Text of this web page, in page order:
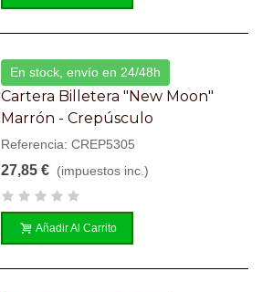
En stock, envío en 24/48h
Cartera Billetera "New Moon"
Marrón - Crepúsculo
Referencia: CREP5305
27,85 € (impuestos inc.)
Añadir Al Carrito